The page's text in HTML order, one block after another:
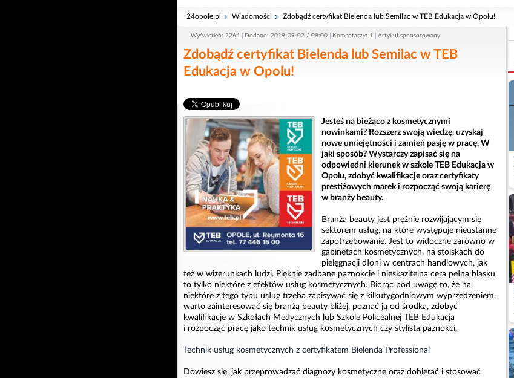
24opole.pl Wiadomości Zdobądź certyfikat Bielenda lub Semilac w TEB Edukacja w Opolu!
Wyświetleń: 2264 Dodano: 2019-09-02 / 08:00 Komentarzy: 1 Artykuł sponsorowany
Zdobądź certyfikat Bielenda lub Semilac w TEB
Edukacja w Opolu!
Jesteś na bieżąco z kosmetycznymi
nowinkami? Rozszerz swoją wiedzę, uzyskaj
nowe umiejętności i zamień pasję w pracę. W
jaki sposób? Wystarczy zapisać się na
odpowiedni kierunek w szkole TEB Edukacja w
Opolu, zdobyć kwalifikacje oraz certyfikaty
prestiżowych marek i rozpocząć swoją karierę
w branży beauty.
Branża beauty jest prężnie rozwijającym się
sektorem usług, na które występuje nieustanne
zapotrzebowanie. Jest to widoczne zarówno w
gabinetach kosmetycznych, na stoiskach do
pielęgnacji dłoni w centrach handlowych, jak
też w wizerunkach ludzi. Pięknie zadbane paznokcie i nieskazitelna cera pełna blasku
to tylko niektóre z efektów usług kosmetycznych. Biorąc pod uwagę to, że na
niektóre z tego typu usług trzeba zapisywać się z kilkutygodniowym wyprzedzeniem,
warto zainteresować się branżą beauty bliżej, poznać ją od środka, zdobyć
kwalifikacje w Szkołach Medycznych lub Szkole Policealnej TEB Edukacja
i rozpocząć pracę jako technik usług kosmetycznych czy stylista paznokci.
Technik usług kosmetycznych z certyfikatem Bielenda Professional
Dowiesz się, jak przeprowadzać diagnozy kosmetyczne oraz dobierać i stosować